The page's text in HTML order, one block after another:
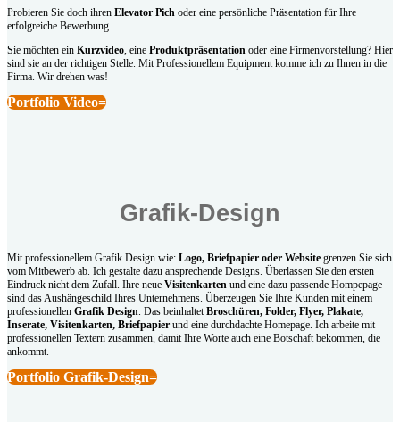
Probieren Sie doch ihren Elevator Pich oder eine persönliche Präsentation für Ihre
erfolgreiche Bewerbung.
Sie möchten ein Kurzvideo , eine Produktpräsentation oder eine Firmenvorstellung? Hier
sind sie an der richtigen Stelle. Mit Professionellem Equipment komme ich zu Ihnen in die
Firma. Wir drehen was!
Portfolio Video
Grafik-Design
Mit professionellem Grafik Design wie: Logo, Briefpapier oder Website grenzen Sie sich
vom Mitbewerb ab. Ich gestalte dazu ansprechende Designs. Überlassen Sie den ersten
Eindruck nicht dem Zufall. Ihre neue Visitenkarten und eine dazu passende Hompepage
sind das Aushängeschild Ihres Unternehmens. Überzeugen Sie Ihre Kunden mit einem
professionellen Grafik Design . Das beinhaltet Broschüren, Folder, Flyer, Plakate,
Inserate, Visitenkarten, Briefpapier und eine durchdachte Homepage. Ich arbeite mit
professionellen Textern zusammen, damit Ihre Worte auch eine Botschaft bekommen, die
ankommt.
Portfolio Grafik-Design